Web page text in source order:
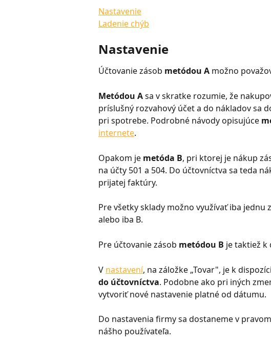
Nastavenie
Ladenie chýb
Nastavenie
Účtovanie zásob metódou A možno
Metódou A sa v skratke rozumie, že
príslušný rozvahový účet a do nákladov sa
pri spotrebe. Podrobné návody opisujúce
internete.
Opakom je metóda B, pri ktorej je nákup
na účty 501 a 504. Do účtovníctva sa teda
prijatej faktúry.
Pre všetky sklady možno využívať iba jednu
alebo iba B.
Pre účtovanie zásob metódou B je taktiež k
V nastavení, na záložke „Tovar", je k
do účtovníctva. Podobne ako pri iných
vytvoriť nové nastavenie platné od dátumu.
Do nastavenia firmy sa dostaneme v
nášho používateľa.